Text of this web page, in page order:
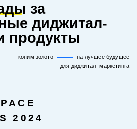
за
диджитал-
продукты
копим золото
на лучшее будущее
для диджитал- маркетинга
2024